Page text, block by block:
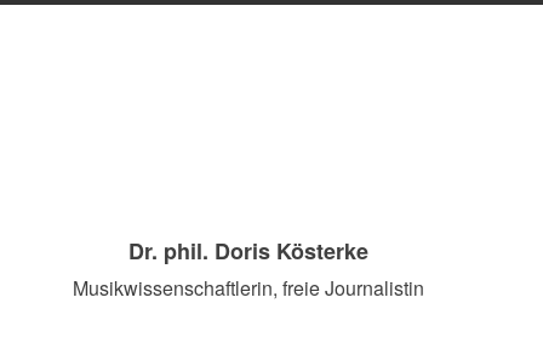
Dr. phil. Doris Kösterke
Musikwissenschaftlerin, freie Journalistin